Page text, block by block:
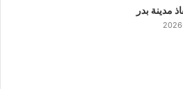
مدينة بدر